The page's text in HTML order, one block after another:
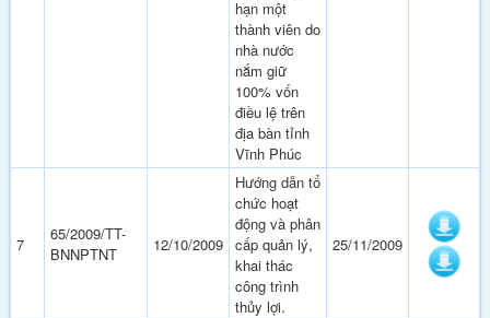
hạn một
thành viên do
nhà nước
nắm giữ
100% vốn
điều lệ trên
địa bàn tỉnh
Vĩnh Phúc
7
65/2009/TT-
BNNPTNT
12/10/2009
Hướng dẫn tổ
chức hoạt
động và phân
cấp quản lý,
khai thác
công trình
thủy lợi.
25/11/2009